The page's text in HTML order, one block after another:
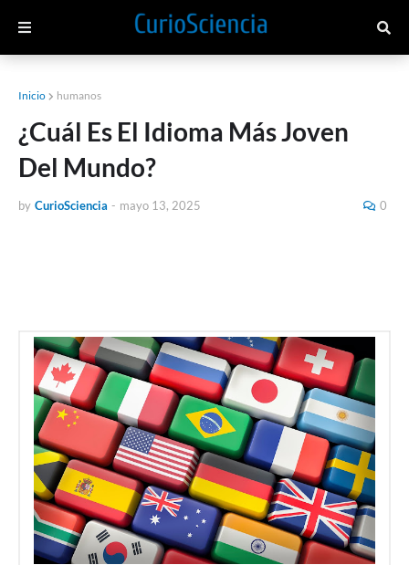
Inicio humanos
¿Cuál Es El Idioma Más Joven
Del Mundo?
by CurioSciencia - mayo 13, 2025 0